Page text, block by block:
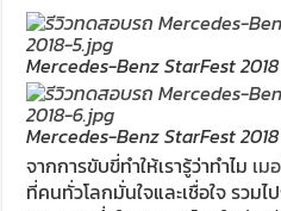
Mercedes-Benz StarFest 2018
Mercedes-Benz StarFest 2018
จากการขับขี่ทำให้เรารู้ว่าทำไม เม
ที่คนทั่วโลกมั่นใจและเชื่อใจ รวม